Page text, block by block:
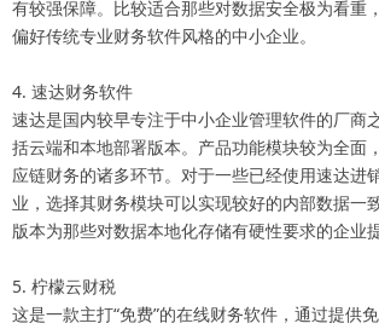
有较强保障。比较适合那些对数据安全极为看重
偏好传统专业财务软件风格的中小企业。
4. 速达财务软件
速达是国内较早专注于中小企业管理软件的厂商
括云端和本地部署版本。产品功能模块较为全面
应链财务的诸多环节。对于一些已经使用速达进
业，选择其财务模块可以实现较好的内部数据一
版本为那些对数据本地化存储有硬性要求的企业
5. 柠檬云财税
这是一款主打“免费”的在线财务软件，通过提供